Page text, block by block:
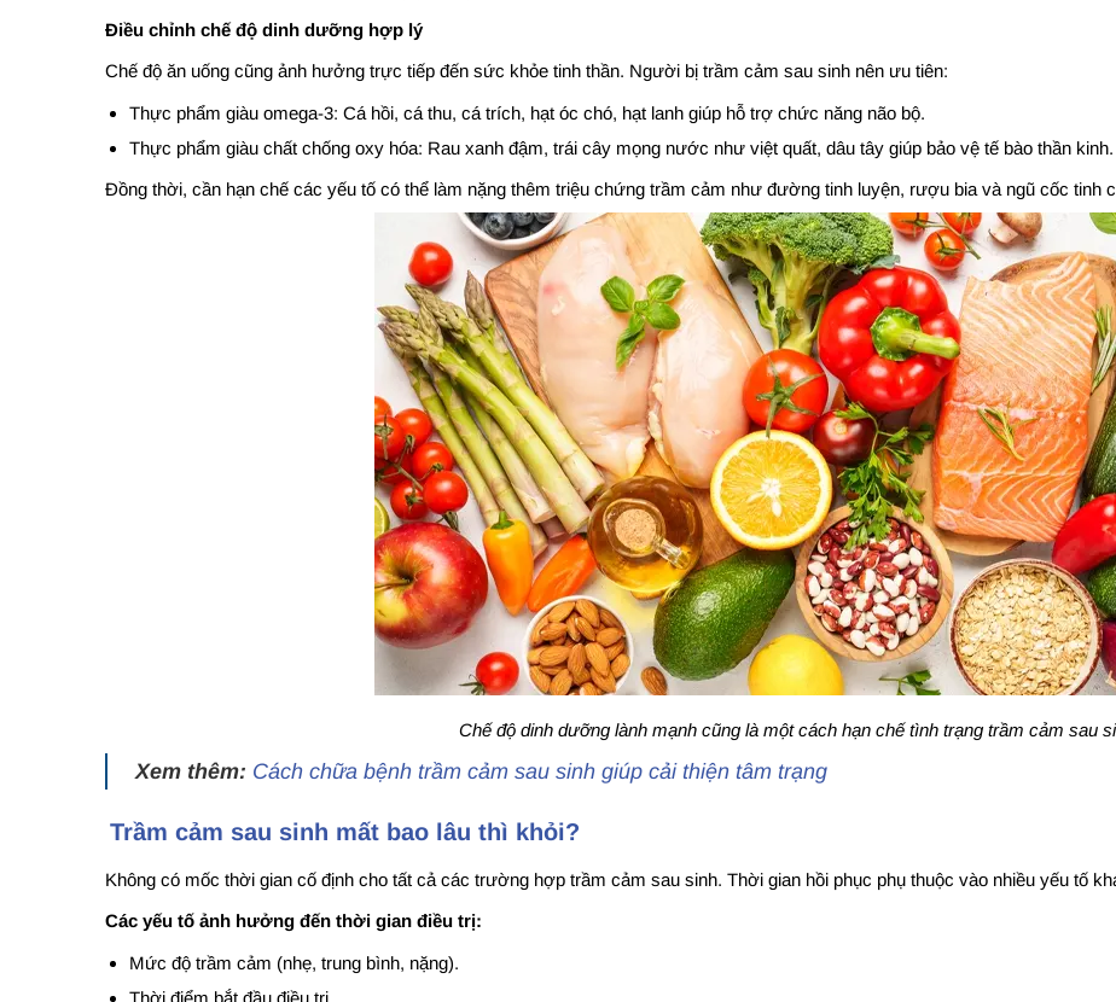
Điều chỉnh chế độ dinh dưỡng hợp lý
Chế độ ăn uống cũng ảnh hưởng trực tiếp đến sức khỏe tinh thần. Người bị trầm cảm sau sinh nên ưu tiên:
Thực phẩm giàu omega-3: Cá hồi, cá thu, cá trích, hạt óc chó, hạt lanh giúp hỗ trợ chức năng não bộ.
Thực phẩm giàu chất chống oxy hóa: Rau xanh đậm, trái cây mọng nước như việt quất, dâu tây giúp bảo vệ tế bào thần kinh.
Đồng thời, cần hạn chế các yếu tố có thể làm nặng thêm triệu chứng trầm cảm như đường tinh luyện, rượu bia và ngũ cốc tinh
Chế độ dinh dưỡng lành mạnh cũng là một cách hạn chế tình trạng trầm cảm sau
Xem thêm: Cách chữa bệnh trầm cảm sau sinh giúp cải thiện tâm trạng
Trầm cảm sau sinh mất bao lâu thì khỏi?
Không có mốc thời gian cố định cho tất cả các trường hợp trầm cảm sau sinh. Thời gian hồi phục phụ thuộc vào nhiều yếu tố
Các yếu tố ảnh hưởng đến thời gian điều trị:
Mức độ trầm cảm (nhẹ, trung bình, nặng).
Thời điểm bắt đầu điều trị.